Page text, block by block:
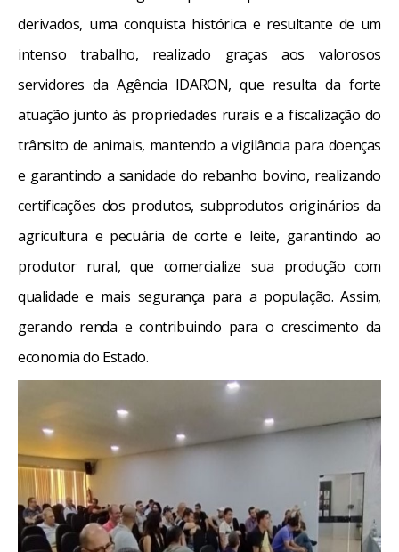
derivados, uma conquista histórica e resultante de um
intenso trabalho, realizado graças aos valorosos
servidores da Agência IDARON, que resulta da forte
atuação junto às propriedades rurais e a fiscalização do
trânsito de animais, mantendo a vigilância para doenças
e garantindo a sanidade do rebanho bovino, realizando
certificações dos produtos, subprodutos originários da
agricultura e pecuária de corte e leite, garantindo ao
produtor rural, que comercialize sua produção com
qualidade e mais segurança para a população. Assim,
gerando renda e contribuindo para o crescimento da
economia do Estado.